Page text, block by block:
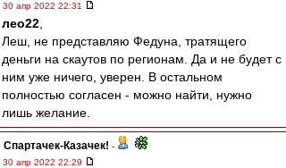
30 апр 2022 22:31
лео22
Леш, не представляю Федуна, тратящего
деньги на скаутов по регионам. Да и не будет с
ним уже ничего, уверен. В остальном
полностью согласен - можно найти, нужно
лишь желание.
Спартачек-Казачек! -
30 апр 2022 22:29